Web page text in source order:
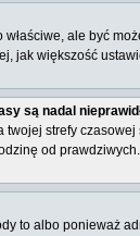
właściwe, ale być
jak większość
są nadal
strefy
od prawdziwych.
to albo ponieważ